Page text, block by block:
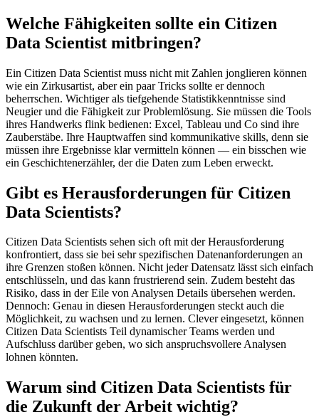
Welche Fähigkeiten sollte ein Citizen
Data Scientist mitbringen?
Ein Citizen Data Scientist muss nicht mit Zahlen jonglieren können
wie ein Zirkusartist, aber ein paar Tricks sollte er dennoch
beherrschen. Wichtiger als tiefgehende Statistikkenntnisse sind
Neugier und die Fähigkeit zur Problemlösung. Sie müssen die Tools
ihres Handwerks flink bedienen: Excel, Tableau und Co sind ihre
Zauberstäbe. Ihre Hauptwaffen sind kommunikative skills, denn sie
müssen ihre Ergebnisse klar vermitteln können — ein bisschen wie
ein Geschichtenerzähler, der die Daten zum Leben erweckt.
Gibt es Herausforderungen für Citizen
Data Scientists?
Citizen Data Scientists sehen sich oft mit der Herausforderung
konfrontiert, dass sie bei sehr spezifischen Datenanforderungen an
ihre Grenzen stoßen können. Nicht jeder Datensatz lässt sich einfach
entschlüsseln, und das kann frustrierend sein. Zudem besteht das
Risiko, dass in der Eile von Analysen Details übersehen werden.
Dennoch: Genau in diesen Herausforderungen steckt auch die
Möglichkeit, zu wachsen und zu lernen. Clever eingesetzt, können
Citizen Data Scientists Teil dynamischer Teams werden und
Aufschluss darüber geben, wo sich anspruchsvollere Analysen
lohnen könnten.
Warum sind Citizen Data Scientists für
die Zukunft der Arbeit wichtig?